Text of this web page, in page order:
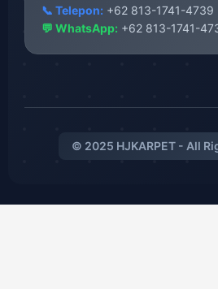
📞 Telepon: +62 813-1741-4739
💬 WhatsApp: +62 813-1741-
© 2025 HJKARPET - All